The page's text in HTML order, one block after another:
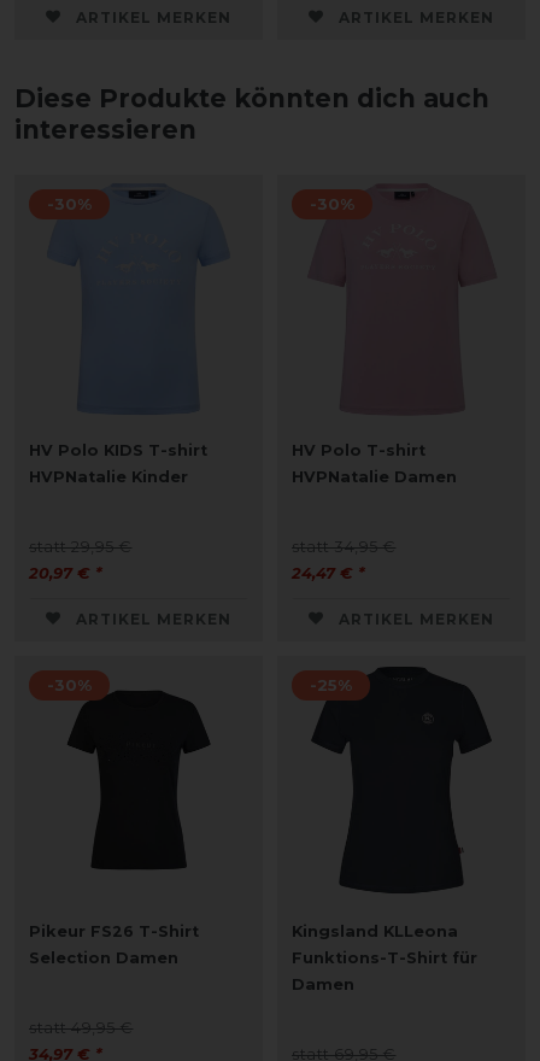
ARTIKEL MERKEN ARTIKEL MERKEN
Diese Produkte könnten dich auch
interessieren
-30%
HV Polo KIDS T-shirt
HVPNatalie Kinder
statt 29,95 €
20,97 € *
ARTIKEL MERKEN
-30%
HV Polo T-shirt
HVPNatalie Damen
statt 34,95 €
24,47 € *
ARTIKEL MERKEN
-30%
Pikeur FS26 T-Shirt
Selection Damen
statt 49,95 €
34,97 € *
-25%
Kingsland KLLeona
Funktions-T-Shirt für
Damen
statt 69,95 €